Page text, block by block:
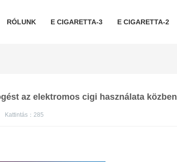
RÓLUNK E CIGARETTA-3 E CIGARETTA-2
az elektromos cigi használata közben
Kattintás：285